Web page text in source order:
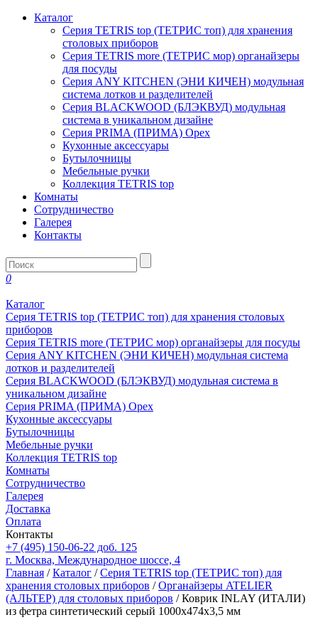
Каталог
Серия TETRIS top (ТЕТРИС топ) для хранения
столовых приборов
Серия TETRIS more (ТЕТРИС мор) органайзеры
для посуды
Серия ANY KITCHEN (ЭНИ КИЧЕН) модульная
система лотков и разделителей
Серия BLACKWOOD (БЛЭКВУД) модульная
система в уникальном дизайне
Серия PRIMA (ПРИМА) Орех
Кухонные аксессуары
Бутылочницы
Мебельные ручки
Коллекция TETRIS top
Комнаты
Сотрудничество
Галерея
Контакты
0
Каталог
Серия TETRIS top (ТЕТРИС топ) для хранения столовых
приборов
Серия TETRIS more (ТЕТРИС мор) органайзеры для посуды
Серия ANY KITCHEN (ЭНИ КИЧЕН) модульная система
лотков и разделителей
Серия BLACKWOOD (БЛЭКВУД) модульная система в
уникальном дизайне
Серия PRIMA (ПРИМА) Орех
Кухонные аксессуары
Бутылочницы
Мебельные ручки
Коллекция TETRIS top
Комнаты
Сотрудничество
Галерея
Доставка
Оплата
Контакты
+7 (495) 150-06-22 доб. 125
г. Москва, Международное шоссе, 4
Главная /Каталог /Серия TETRIS top (ТЕТРИС топ) для
хранения столовых приборов /Органайзеры ATELIER
(АЛЬТЕР) для столовых приборов / Коврик INLAY (ИТАЛИ)
из фетра синтетический серый 1000х474х3,5 мм